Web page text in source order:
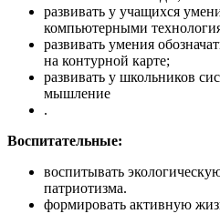
развивать у учащихся
компьютерными
развивать умения
на контурной карте;
развивать у школьников
мышление
.
Воспитательные:
воспитывать
патриотизма.
формировать активную